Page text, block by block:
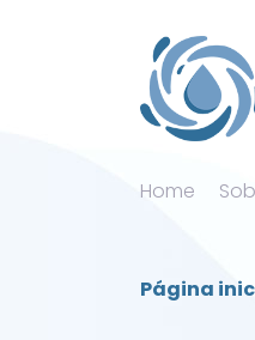
Home
Página